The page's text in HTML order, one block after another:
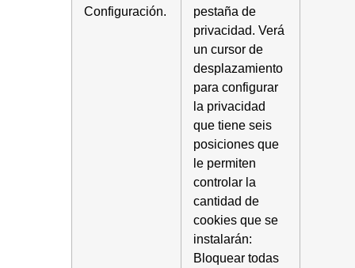
Configuración.
pestaña de
privacidad. Verá
un cursor de
desplazamiento
para configurar
la privacidad
que tiene seis
posiciones que
le permiten
controlar la
cantidad de
cookies que se
instalarán:
Bloquear todas